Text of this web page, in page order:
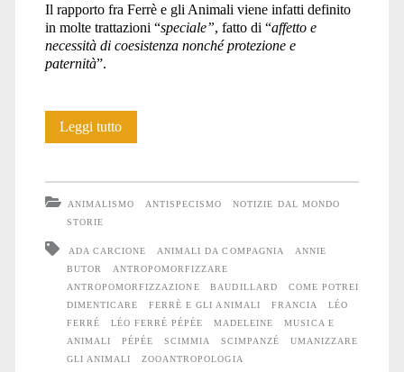
Il rapporto fra Ferrè e gli Animali viene infatti definito
in molte trattazioni “speciale”, fatto di “affetto e
necessità di coesistenza nonché protezione e
paternità”.
Leggi tuttoL’Umano
Scimpanzé
Pépée:
storia
di
ANIMALISMO ANTISPECISMO
NOTIZIE DAL MONDO
STORIE
ADA CARCIONE ANIMALI DA COMPAGNIA
ANNIE
BUTOR
ANTROPOMORFIZZARE
ANTROPOMORFIZZAZIONE
BAUDILLARD
COME POTREI
DIMENTICARE
FERRÈ E GLI ANIMALI FRANCIA
LÉO
FERRÉ
LÉO FERRÉ PÉPÉE MADELEINE
MUSICA E
ANIMALI
PÉPÉE SCIMMIA SCIMPANZÉ
UMANIZZARE
GLI ANIMALI
ZOOANTROPOLOGIA